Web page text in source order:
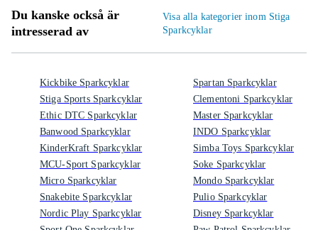
Du kanske också är
intresserad av
Visa alla kategorier inom Stiga
Sparkcyklar
Kickbike Sparkcyklar
Stiga Sports Sparkcyklar
Ethic DTC Sparkcyklar
Banwood Sparkcyklar
KinderKraft Sparkcyklar
MCU-Sport Sparkcyklar
Micro Sparkcyklar
Snakebite Sparkcyklar
Nordic Play Sparkcyklar
Spartan Sparkcyklar
Clementoni Sparkcyklar
Master Sparkcyklar
INDO Sparkcyklar
Simba Toys Sparkcyklar
Soke Sparkcyklar
Mondo Sparkcyklar
Pulio Sparkcyklar
Disney Sparkcyklar